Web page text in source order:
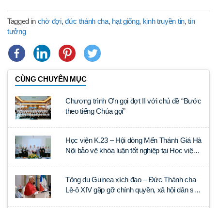
Tagged in chờ đợi, đức thánh cha, hạt giống, kinh truyền tin,tin
tưởng
CÙNG CHUYÊN MỤC
Chương trình Ơn gọi đợt II với chủ đề “Bước
theo tiếng Chúa gọi”
Học viện K.23 – Hội dòng Mến Thánh Giá Hà
Nội bảo vệ khóa luận tốt nghiệp tại Học viện
Tông du Guinea xích đạo – Đức Thánh cha
Lê-ô XIV gặp gỡ chính quyền, xã hội dân sự